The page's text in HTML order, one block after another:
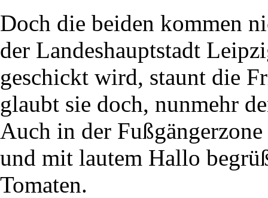
Doch die beiden kommen
der Landeshauptstadt
geschickt wird, staunt die
glaubt sie doch, nunmehr
Auch in der
und mit lautem Hallo
Tomaten.